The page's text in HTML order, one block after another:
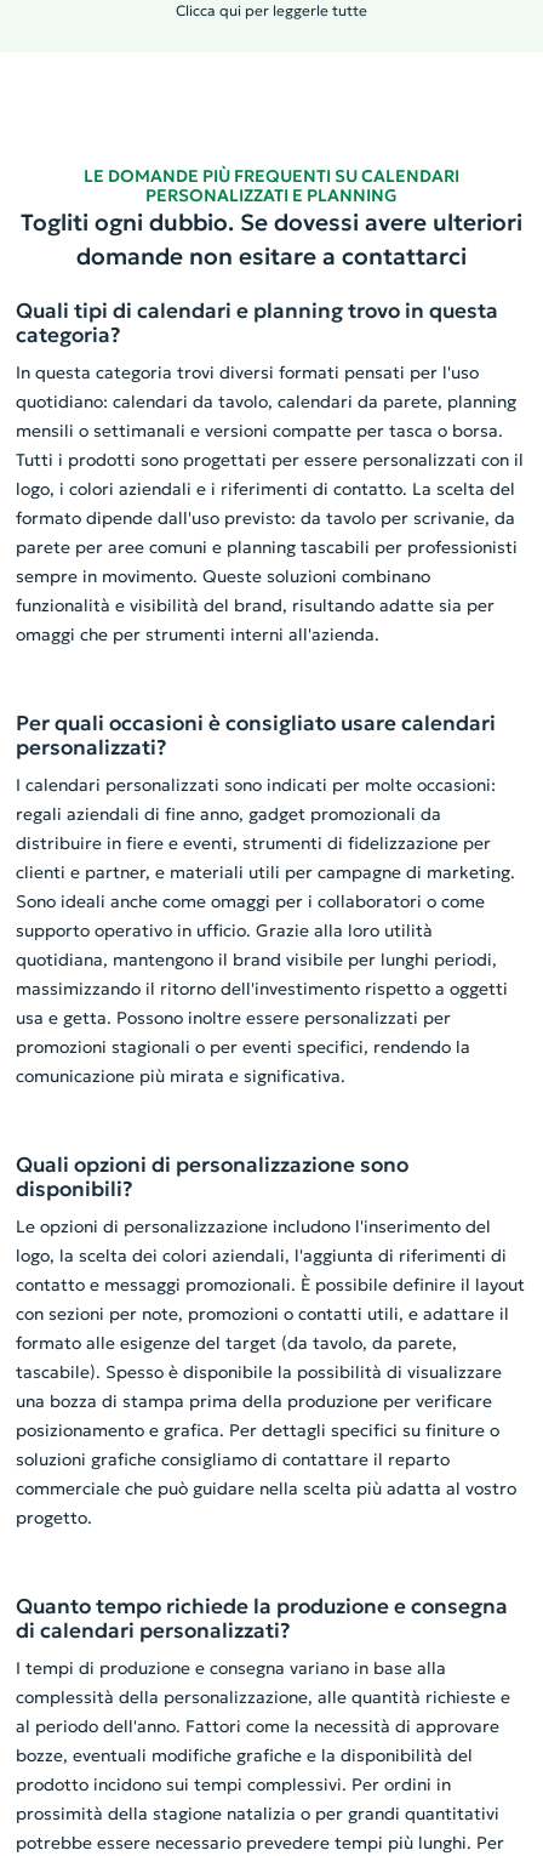
Clicca qui per leggerle tutte
LE DOMANDE PIÙ FREQUENTI SU CALENDARI
PERSONALIZZATI E PLANNING
Togliti ogni dubbio. Se dovessi avere ulteriori
domande non esitare a contattarci
Quali tipi di calendari e planning trovo in questa
categoria?
In questa categoria trovi diversi formati pensati per l'uso
quotidiano: calendari da tavolo, calendari da parete, planning
mensili o settimanali e versioni compatte per tasca o borsa.
Tutti i prodotti sono progettati per essere personalizzati con il
logo, i colori aziendali e i riferimenti di contatto. La scelta del
formato dipende dall'uso previsto: da tavolo per scrivanie, da
parete per aree comuni e planning tascabili per professionisti
sempre in movimento. Queste soluzioni combinano
funzionalità e visibilità del brand, risultando adatte sia per
omaggi che per strumenti interni all'azienda.
Per quali occasioni è consigliato usare calendari
personalizzati?
I calendari personalizzati sono indicati per molte occasioni:
regali aziendali di fine anno, gadget promozionali da
distribuire in fiere e eventi, strumenti di fidelizzazione per
clienti e partner, e materiali utili per campagne di marketing.
Sono ideali anche come omaggi per i collaboratori o come
supporto operativo in ufficio. Grazie alla loro utilità
quotidiana, mantengono il brand visibile per lunghi periodi,
massimizzando il ritorno dell'investimento rispetto a oggetti
usa e getta. Possono inoltre essere personalizzati per
promozioni stagionali o per eventi specifici, rendendo la
comunicazione più mirata e significativa.
Quali opzioni di personalizzazione sono
disponibili?
Le opzioni di personalizzazione includono l'inserimento del
logo, la scelta dei colori aziendali, l'aggiunta di riferimenti di
contatto e messaggi promozionali. È possibile definire il layout
con sezioni per note, promozioni o contatti utili, e adattare il
formato alle esigenze del target (da tavolo, da parete,
tascabile). Spesso è disponibile la possibilità di visualizzare
una bozza di stampa prima della produzione per verificare
posizionamento e grafica. Per dettagli specifici su finiture o
soluzioni grafiche consigliamo di contattare il reparto
commerciale che può guidare nella scelta più adatta al vostro
progetto.
Quanto tempo richiede la produzione e consegna
di calendari personalizzati?
I tempi di produzione e consegna variano in base alla
complessità della personalizzazione, alle quantità richieste e
al periodo dell'anno. Fattori come la necessità di approvare
bozze, eventuali modifiche grafiche e la disponibilità del
prodotto incidono sui tempi complessivi. Per ordini in
prossimità della stagione natalizia o per grandi quantitativi
potrebbe essere necessario prevedere tempi più lunghi. Per